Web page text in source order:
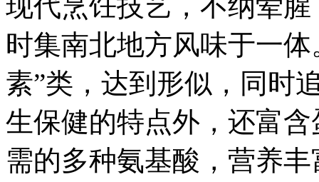
时集南北地方风味于一
素”类，达到形似，同时
生保健的特点外，还富
需的多种氨基酸，营养